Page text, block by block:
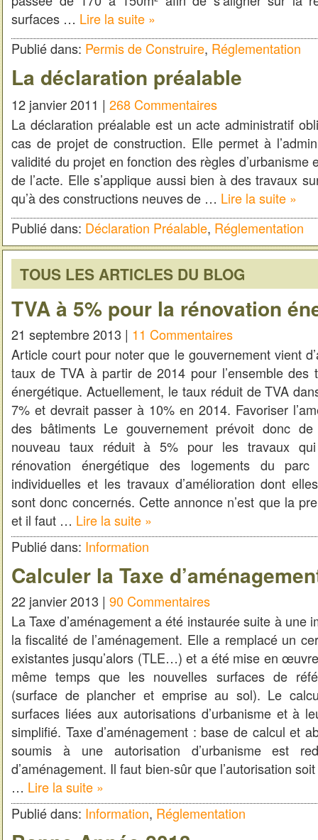
surfaces … Lire la suite »
Publié dans: Permis de Construire, Réglementation
La déclaration préalable
12 janvier 2011 | 268 Commentaires
La déclaration préalable est un acte administratif
cas de projet de construction. Elle permet à
validité du projet en fonction des règles d’urbanisme
de l’acte. Elle s’applique aussi bien à des travaux
qu’à des constructions neuves de … Lire la suite »
Publié dans: Déclaration Préalable, Réglementation
TOUS LES ARTICLES DU BLOG
TVA à 5% pour la rénovation
21 septembre 2013 | 11 Commentaires
Article court pour noter que le gouvernement vient
taux de TVA à partir de 2014 pour l’ensemble des
énergétique. Actuellement, le taux réduit de TVA
7% et devrait passer à 10% en 2014. Favoriser
des bâtiments Le gouvernement prévoit donc
nouveau taux réduit à 5% pour les travaux
rénovation énergétique des logements du
individuelles et les travaux d’amélioration dont
sont donc concernés. Cette annonce n’est que la
et il faut … Lire la suite »
Publié dans: Information
Calculer la Taxe
22 janvier 2013 | 90 Commentaires
La Taxe d’aménagement a été instaurée suite à une
la fiscalité de l’aménagement. Elle a remplacé un
existantes jusqu’alors (TLE…) et a été mise en
même temps que les nouvelles surfaces de
(surface de plancher et emprise au sol). Le
surfaces liées aux autorisations d’urbanisme et à
simplifié. Taxe d’aménagement : base de calcul et
soumis à une autorisation d’urbanisme est
d’aménagement. Il faut bien-sûr que l’autorisation
… Lire la suite »
Publié dans: Information, Réglementation